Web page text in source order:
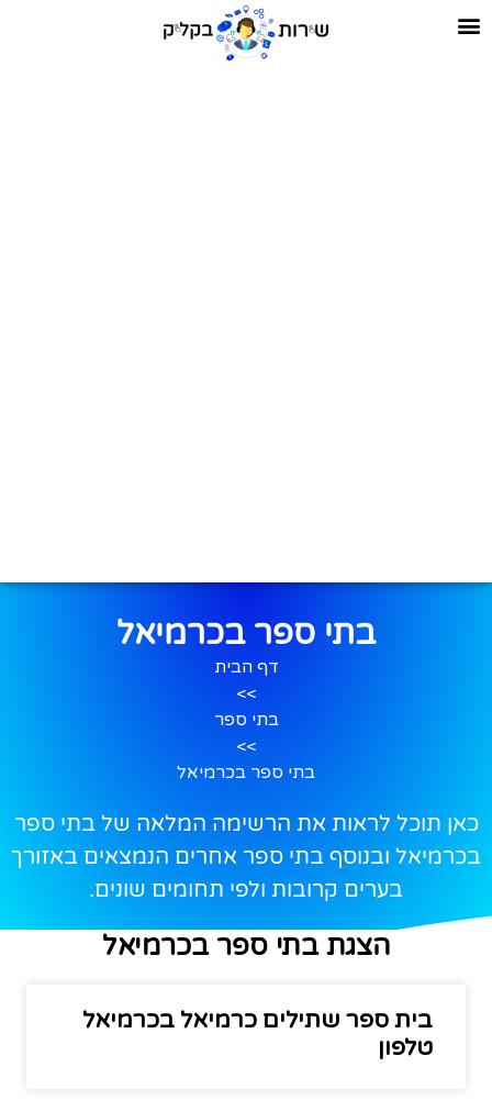
בתי ספר בכרמיאל
דף הבית
>>
בתי ספר
>>
בתי ספר בכרמיאל
כאן תוכל לראות את הרשימה המלאה של בתי ספר
בכרמיאל ובנוסף בתי ספר אחרים הנמצאים באזורך
בערים קרובות ולפי תחומים שונים.
הצגת בתי ספר בכרמיאל
בית ספר שתילים כרמיאל בכרמיאל
טלפון